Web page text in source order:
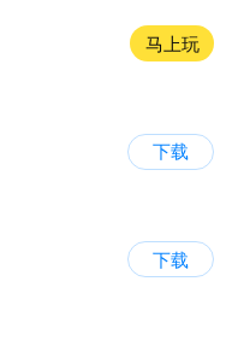
马上玩
下载
下载